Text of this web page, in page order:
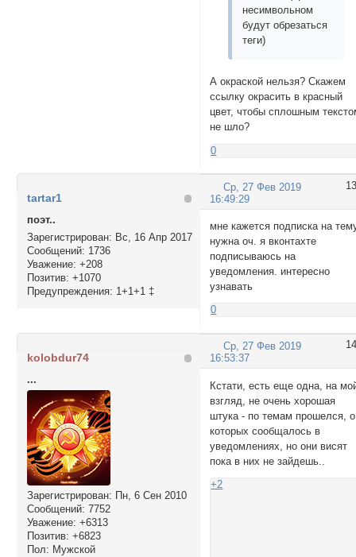
несимвольном
будут обрезаться
теги)
А окраской нельзя? Скажем
ссылку окрасить в красный
цвет, чтобы сплошным
не шло?
0
13
Ср, 27 Фев 2019
16:49:29
tartar1
поэт..
Зарегистрирован: Вс, 16 Апр 2017
Сообщений: 1736
Уважение: +208
Позитив: +1070
Предупреждения: 1+1+1 ‡
мне кажется подписка на
нужна оч. я вконтахте
подписываюсь на
уведомления. интересно
узнавать
0
14
Ср, 27 Фев 2019
16:53:37
kolobdur74
...
Зарегистрирован: Пн, 6 Сен 2010
Сообщений: 7752
Уважение: +6313
Позитив: +6823
Пол: Мужской
Кстати, есть еще одна, на
взгляд, не очень хорошая
штука - по темам прошелся, о
которых сообщалось в
уведомлениях, но они висят
пока в них не зайдешь..
+2